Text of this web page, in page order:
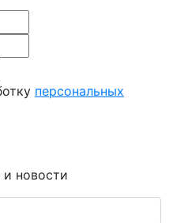
персональных
новости